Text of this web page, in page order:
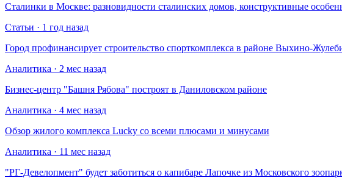
Сталинки в Москве: разновидности сталинских домов, конструктивные
Статьи · 1 год назад
Город профинансирует строительство спорткомплекса в районе Выхино-
Аналитика · 2 мес назад
Бизнес-центр "Башня Рябова" построят в Даниловском районе
Аналитика · 4 мес назад
Обзор жилого комплекса Lucky со всеми плюсами и минусами
Аналитика · 11 мес назад
​"РГ-Девелопмент" будет заботиться о капибаре Лапочке из Московского